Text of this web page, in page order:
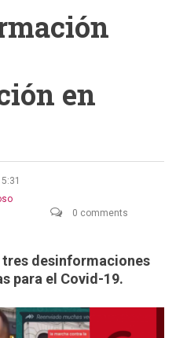
en
0 comments
desinformaciones
para el Covid-19.